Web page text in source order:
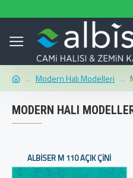
Modern Halı Modelleri
MODERN HALI
ALBISER M 110 AÇIK ÇINI